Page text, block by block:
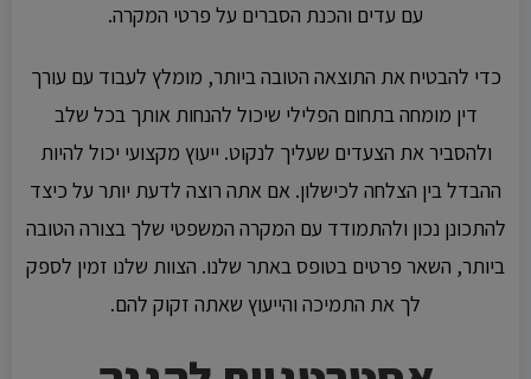
עם עדים והכנת הסברים על פרטי המקרה.
כדי להבטיח את התוצאה הטובה ביותר, מומלץ לעבוד עם עורך
דין מומחה בתחום הפלילי שיכול להנחות אותך בכל שלב
ולהסביר את הצעדים שעליך לנקוט. ייעוץ מקצועי יכול להיות
ההבדל בין הצלחה לכישלון. אם אתה רוצה לדעת יותר על כיצד
להתכונן נכון ולהתמודד עם המקרה המשפטי שלך בצורה הטובה
ביותר, השאר פרטים בטופס באתר שלנו. הצוות שלנו זמין לספק
לך את התמיכה והייעוץ שאתה זקוק להם.